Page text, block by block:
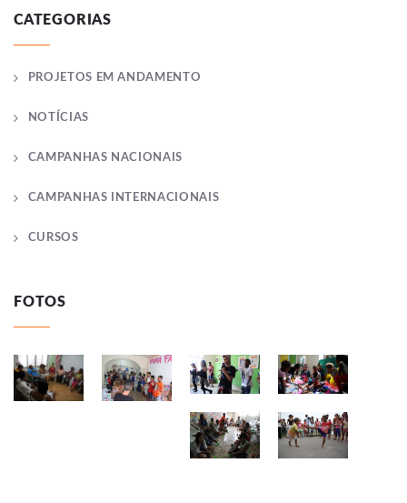
CATEGORIAS
PROJETOS EM ANDAMENTO
NOTÍCIAS
CAMPANHAS NACIONAIS
CAMPANHAS INTERNACIONAIS
CURSOS
FOTOS